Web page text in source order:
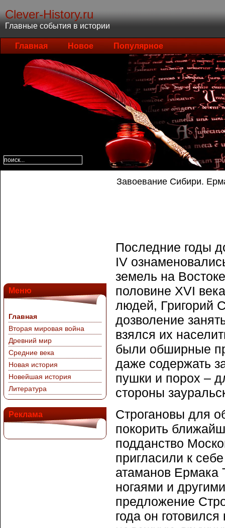
Clever-History.ru
Главные события в истории
Главная Новое Популярное
Меню
Главная
Вторая мировая война
Древний мир
Средние века
Новая история
Новейшая история
Литература
Реклама
Завоевание Сибири.
Последние годы
IV
земель на
половине XVI
людей, Григорий
дозволение
взялся их
были обширные
даже содержать
пушки и порох –
стороны
Строгановы для
покорить
подданство
пригласили к
атаманов Ермака
ногаями и
предложение
года он